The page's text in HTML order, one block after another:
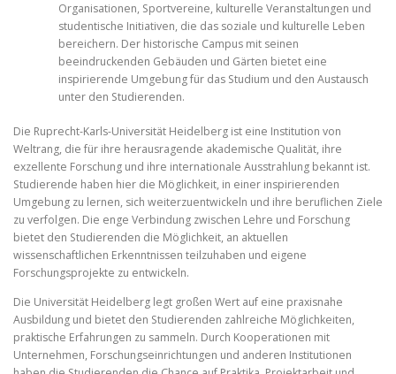
Organisationen, Sportvereine, kulturelle Veranstaltungen und
studentische Initiativen, die das soziale und kulturelle Leben
bereichern. Der historische Campus mit seinen
beeindruckenden Gebäuden und Gärten bietet eine
inspirierende Umgebung für das Studium und den Austausch
unter den Studierenden.
Die Ruprecht-Karls-Universität Heidelberg ist eine Institution von
Weltrang, die für ihre herausragende akademische Qualität, ihre
exzellente Forschung und ihre internationale Ausstrahlung bekannt ist.
Studierende haben hier die Möglichkeit, in einer inspirierenden
Umgebung zu lernen, sich weiterzuentwickeln und ihre beruflichen Ziele
zu verfolgen. Die enge Verbindung zwischen Lehre und Forschung
bietet den Studierenden die Möglichkeit, an aktuellen
wissenschaftlichen Erkenntnissen teilzuhaben und eigene
Forschungsprojekte zu entwickeln.
Die Universität Heidelberg legt großen Wert auf eine praxisnahe
Ausbildung und bietet den Studierenden zahlreiche Möglichkeiten,
praktische Erfahrungen zu sammeln. Durch Kooperationen mit
Unternehmen, Forschungseinrichtungen und anderen Institutionen